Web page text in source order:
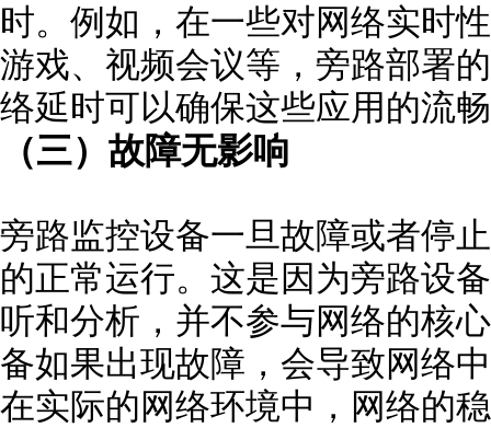
时。例如，在一些对网络实时
游戏、视频会议等，旁路部署
络延时可以确保这些应用的流
（三）故障无影响
旁路监控设备一旦故障或者停
的正常运行。这是因为旁路设
听和分析，并不参与网络的核
备如果出现故障，会导致网络
在实际的网络环境中，网络的